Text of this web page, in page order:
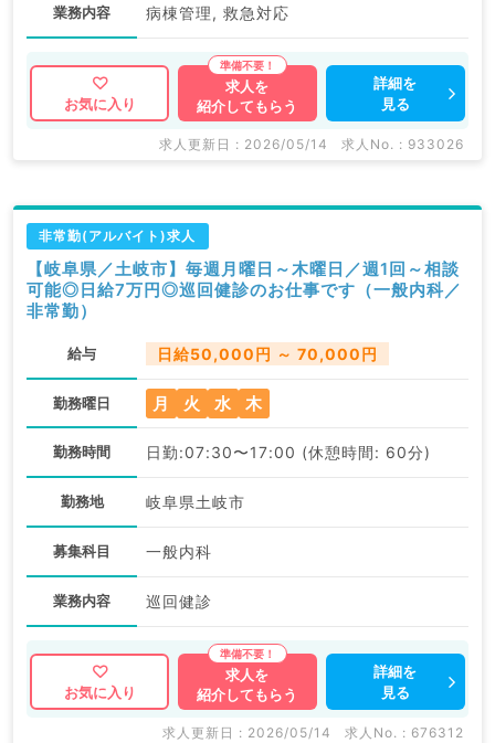
業務内容 病棟管理, 救急対応
お気に入り
求人を
紹介してもらう
詳細を
見る
求人更新日 : 2026/05/14 求人No. : 933026
非常勤(アルバイト)求人
【岐阜県／土岐市】毎週月曜日～木曜日／週1回～相談
可能◎日給7万円◎巡回健診のお仕事です（一般内科／
非常勤）
給与 日給50,000円 ～ 70,000円
勤務曜日 月 火 水 木
勤務時間 日勤:07:30〜17:00 (休憩時間: 60分)
勤務地 岐阜県土岐市
募集科目 一般内科
業務内容 巡回健診
お気に入り
求人を
紹介してもらう
詳細を
見る
求人更新日 : 2026/05/14 求人No. : 676312